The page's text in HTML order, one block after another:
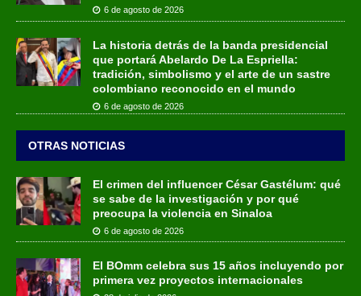
6 de agosto de 2026
La historia detrás de la banda presidencial
que portará Abelardo De La Espriella:
tradición, simbolismo y el arte de un sastre
colombiano reconocido en el mundo
6 de agosto de 2026
OTRAS NOTICIAS
El crimen del influencer César Gastélum: qué
se sabe de la investigación y por qué
preocupa la violencia en Sinaloa
6 de agosto de 2026
El BOmm celebra sus 15 años incluyendo por
primera vez proyectos internacionales